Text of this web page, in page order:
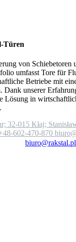
Türen
von Schiebetoren
umfasst Tore für
Betriebe mit
Dank unserer
Lösung in
32-015 Kłaj;
602-470-870
biuro@rakstal.pl